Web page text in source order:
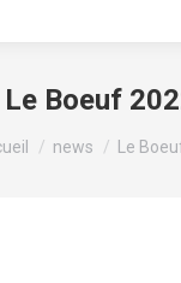
Le Boeuf
êtes ici :
news Le